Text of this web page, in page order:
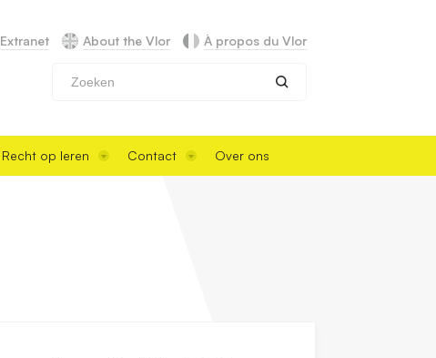
Extranet About the Vlor À propos du Vlor
Recht op leren Contact Over ons